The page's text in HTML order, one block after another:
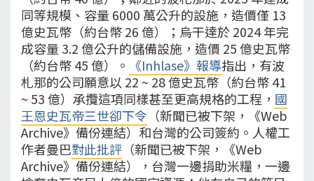
同等規模、容量 6000 萬公升的設施，造價僅 13
億史瓦幣（約台幣 26 億）；烏干達於 2024 年完
成容量 3.2 億公升的儲備設施，造價 25 億史瓦幣
（約台幣 45 億）。 《Inhlase》報導指出，有波
札那的公司願意以 22 ~ 28 億史瓦幣（約台幣 41
~ 53 億）承攬這項同樣甚至更高規格的工程， 國
王恩史瓦帝三世卻下令 （新聞已被下架，《Web
Archive》備份連結）和台灣的公司簽約。人權工
作者曼巴對此批評 （新聞已被下架，《Web
Archive》備份連結），台灣一邊捐助米糧，一邊